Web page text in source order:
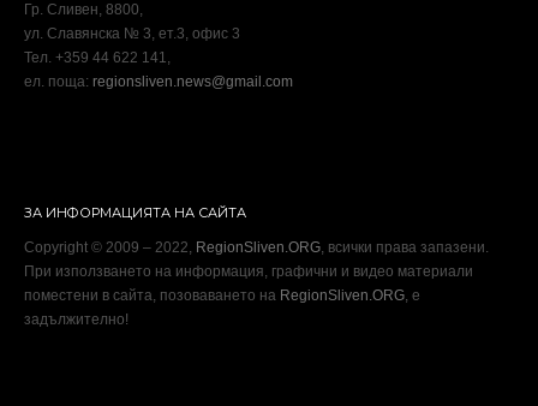
Гр. Сливен, 8800,
ул. Славянска № 3, ет.3, офис 3
Тел. +359 44 622 141,
ел. поща: regionsliven.news@gmail.com
ЗА ИНФОРМАЦИЯТА НА САЙТА
Copyright © 2009 – 2022, RegionSliven.ORG, всички права запазени.
При използването на информация, графични и видео материали
поместени в сайта, позоваването на RegionSliven.ORG, е
задължително!